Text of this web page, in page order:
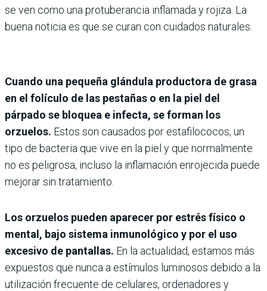
se ven como una protuberancia inflamada y rojiza. La
buena noticia es que se curan con cuidados naturales.
Cuando una pequeña glándula productora de grasa
en el folículo de las pestañas o en la piel del
párpado se bloquea e infecta, se forman los
orzuelos. Estos son causados por estafilococos, un
tipo de bacteria que vive en la piel y que normalmente
no es peligrosa, incluso la inflamación enrojecida puede
mejorar sin tratamiento.
Los orzuelos pueden aparecer por estrés físico o
mental, bajo sistema inmunológico y por el uso
excesivo de pantallas. En la actualidad, estamos más
expuestos que nunca a estímulos luminosos debido a la
utilización frecuente de celulares, ordenadores y